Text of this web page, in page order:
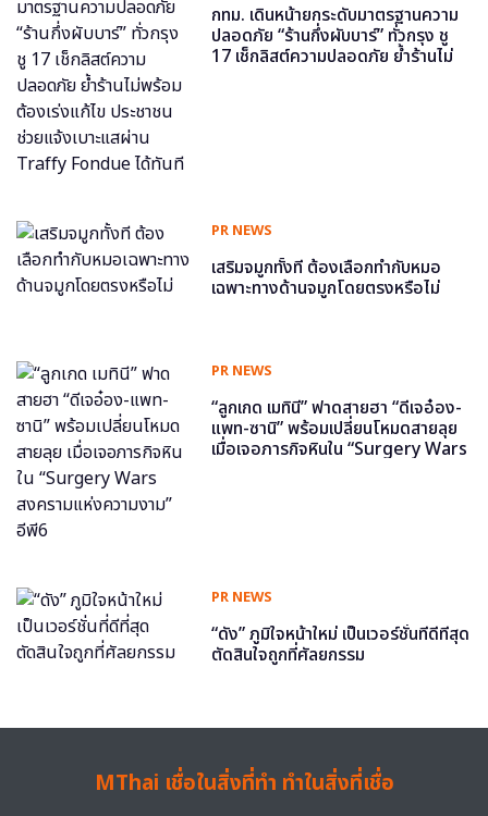
กทม. เดินหน้ายกระดับมาตรฐานความ
ปลอดภัย “ร้านกึ่งผับบาร์” ทั่วกรุง ชู
17 เช็กลิสต์ความปลอดภัย ย้ำร้านไม่
PR NEWS
เสริมจมูกทั้งที ต้องเลือกทำกับหมอ
เฉพาะทางด้านจมูกโดยตรงหรือไม่
PR NEWS
“ลูกเกด เมทินี” ฟาดสายฮา “ดีเจอ๋อง-
แพท-ซานิ” พร้อมเปลี่ยนโหมดสายลุย
เมื่อเจอภารกิจหินใน “Surgery Wars
PR NEWS
“ดัง” ภูมิใจหน้าใหม่ เป็นเวอร์ชั่นที่ดีที่สุด
ตัดสินใจถูกที่ศัลยกรรม
MThai เชื่อในสิ่งที่ทำ ทำในสิ่งที่เชื่อ